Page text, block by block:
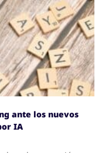
ante los nuevos
IA